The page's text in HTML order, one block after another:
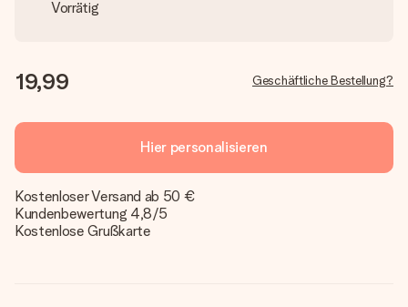
Vorrätig
19,99 Geschäftliche Bestellung?
Hier personalisieren
Kostenloser Versand ab 50 €
Kundenbewertung 4,8/5
Kostenlose Grußkarte